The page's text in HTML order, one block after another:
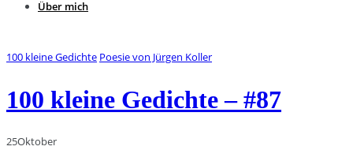
Über mich
100 kleine Gedichte Poesie von Jürgen Koller
100 kleine Gedichte – #87
25Oktober